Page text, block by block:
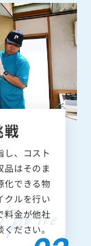
戦
し、コスト
品はそのま
化できる物
クルを行い
料金が他社
ださい。